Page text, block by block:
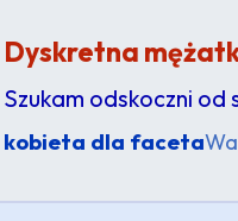
Dyskretna
Szukam odskoczni od
kobieta dla faceta